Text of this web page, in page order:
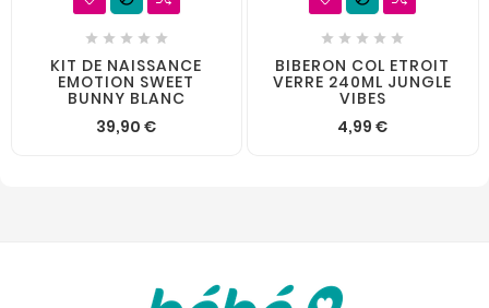
    
KIT DE NAISSANCE
EMOTION SWEET
BUNNY BLANC
39,90 €
    
BIBERON COL ETROIT
VERRE 240ML JUNGLE
VIBES
4,99 €